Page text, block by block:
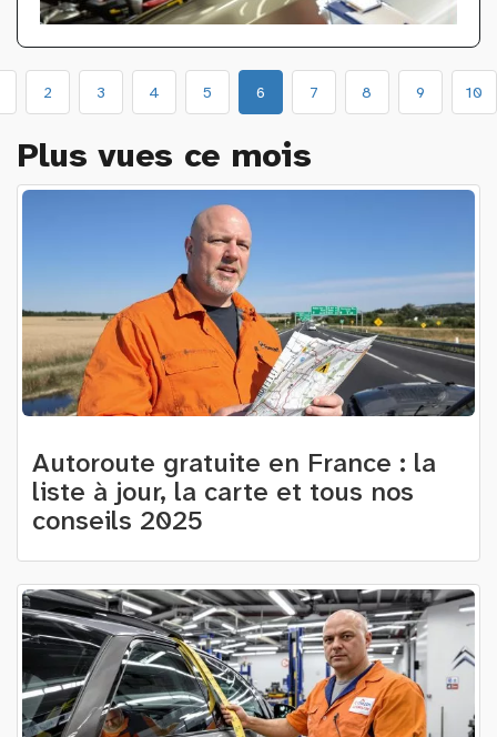
2 3 4 5 6 7 8 9 10
Plus vues ce mois
Autoroute gratuite en France : la
liste à jour, la carte et tous nos
conseils 2025